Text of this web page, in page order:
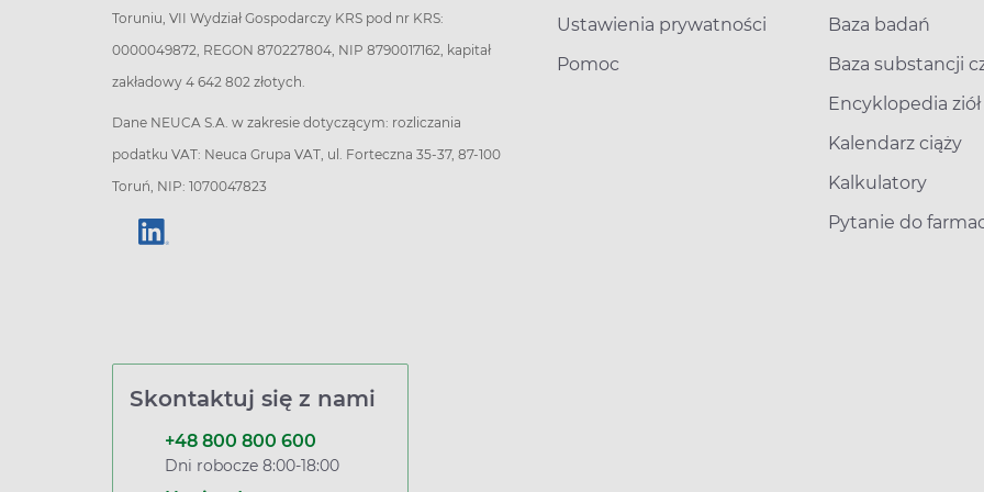
Toruniu, VII Wydział Gospodarczy KRS pod nr KRS:
0000049872, REGON 870227804, NIP 8790017162, kapitał
zakładowy 4 642 802 złotych.
Dane NEUCA S.A. w zakresie dotyczącym: rozliczania
podatku VAT: Neuca Grupa VAT, ul. Forteczna 35-37, 87-100
Toruń, NIP: 1070047823
Ustawienia prywatności
Pomoc
Baza badań
Baza substancji
Encyklopedia ziół
Kalendarz ciąży
Kalkulatory
Pytanie do
Skontaktuj się z nami
+48 800 800 600
Dni robocze 8:00-18:00